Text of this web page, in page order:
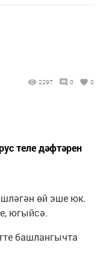
2297 0 0
теле дәфтәрен
өй эше юк.
югыйсә.
башлангычта